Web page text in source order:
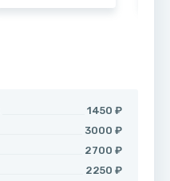
1450 ₽
3000 ₽
2700 ₽
2250 ₽